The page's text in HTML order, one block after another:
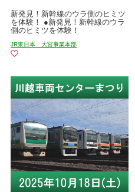
新発見！新幹線のウラ側のヒミツ
を体験！ ●新発見！新幹線のウラ
側のヒミツを体験！
JR東日本 大宮事業本部